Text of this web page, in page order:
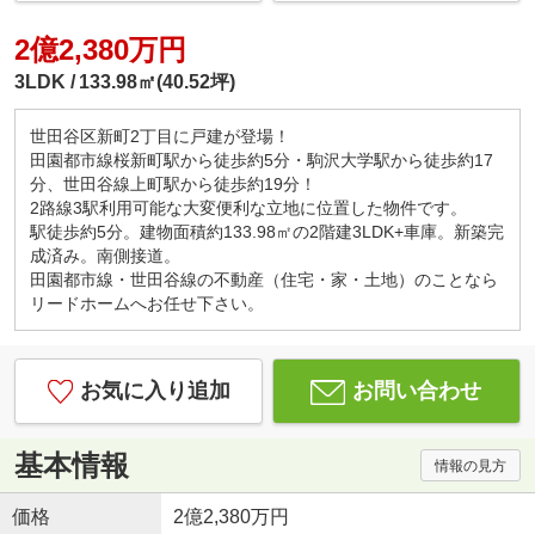
2億2,380万円
3LDK 133.98㎡(40.52坪)
世田谷区新町2丁目に戸建が登場！
田園都市線桜新町駅から徒歩約5分・駒沢大学駅から徒歩約17
分、世田谷線上町駅から徒歩約19分！
2路線3駅利用可能な大変便利な立地に位置した物件です。
駅徒歩約5分。建物面積約133.98㎡の2階建3LDK+車庫。新築完
成済み。南側接道。
田園都市線・世田谷線の不動産（住宅・家・土地）のことなら
リードホームへお任せ下さい。
お気に入り追加 お問い合わせ
基本情報 情報の見方
価格 2億2,380万円